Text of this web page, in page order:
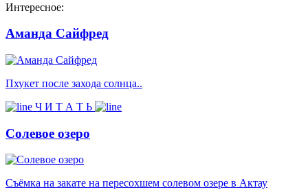
Интересное:
Аманда Сайфред
Пхукет после захода солнца..
Ч И Т А Т Ь
Солевое озеро
Съёмка на закате на пересохшем солевом озере в Актау